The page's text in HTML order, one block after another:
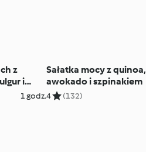
z
i
1 godz.
Sałatka mocy z quinoa,
awokado i szpinakiem
4 (132)